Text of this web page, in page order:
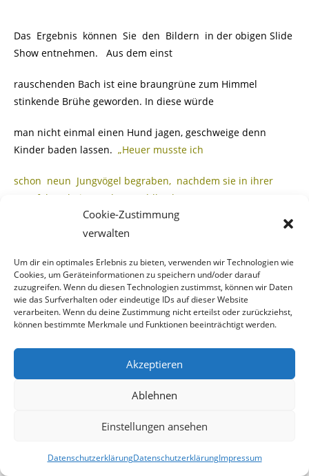
Cookie-Zustimmung
verwalten
Um dir ein optimales Erlebnis zu bieten, verwenden wir Technologien wie
Cookies, um Geräteinformationen zu speichern und/oder darauf
zuzugreifen. Wenn du diesen Technologien zustimmst, können wir Daten
wie das Surfverhalten oder eindeutige IDs auf dieser Website
verarbeiten. Wenn du deine Zustimmung nicht erteilst oder zurückziehst,
können bestimmte Merkmale und Funktionen beeinträchtigt werden.
Akzeptieren
Ablehnen
Einstellungen ansehen
DatenschutzerklärungDatenschutzerklärungImpressum
Das Ergebnis können Sie den Bildern in der obigen Slide
Show entnehmen. Aus dem einst
rauschenden Bach ist eine braungrüne zum Himmel
stinkende Brühe geworden. In diese würde
man nicht einmal einen Hund jagen, geschweige denn
Kinder baden lassen. „Heuer musste ich
schon neun Jungvögel begraben, nachdem sie in ihrer
Unerfahrenheit aus dem Mühlbach ge-
trunken haben“, erzählt uns Storchenvater Maywald mit
Das Gesetz spricht eine eindeutige
Sprache
Nun finden wir es erstaunlich, dass der WWF ein Gewässer,
welches durch seinen Grund fließt,
Wasserrechtsgesetzes für Niederösterreich folgen-
des verankert ist: